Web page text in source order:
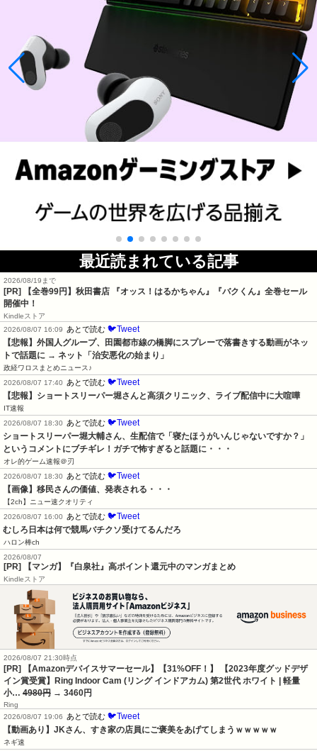
最近読まれている記事
2026/08/19まで
[PR]
【全巻99円】秋田書店 『オッス！はるかちゃん』『バクくん』全巻セール
開催中！
Kindleストア
2026/08/07 16:09
あとで読む 🐦Tweet
【悲報】外国人グループ、田園都市線の橋脚にスプレーで落書きする動画がネッ
トで話題に → ネット「治安悪化の始まり」
政経ワロスまとめニュース♪
2026/08/07 17:40
あとで読む 🐦Tweet
【悲報】ショートスリーパー堀さんと高須クリニック、ライブ配信中に大喧嘩
IT速報
2026/08/07 18:30
あとで読む 🐦Tweet
ショートスリーパー堀大輔さん、生配信で「寝たほうがいんじゃないですか？」
というコメントにブチギレ！ガチで怖すぎると話題に・・・
オレ的ゲーム速報＠刃
2026/08/07 18:30
あとで読む 🐦Tweet
【画像】移民さんの価値、発表される・・・
【2ch】ニュー速クオリティ
2026/08/07 16:00
あとで読む 🐦Tweet
むしろ日本は何で競馬バチクソ受けてるんだろ
ハロン棒ch
2026/08/07
[PR] 【マンガ】『白泉社』高ポイント還元中のマンガまとめ
Kindleストア
2026/08/07 21:30時点
[PR] 【Amazonデバイスサマーセール】【31%OFF！】 【2023年度グッドデザ
イン賞受賞】Ring Indoor Cam (リング インドアカム) 第2世代 ホワイト | 軽量
小… 4980円 → 3460円
Ring
2026/08/07 19:06
あとで読む 🐦Tweet
【動画あり】JKさん、すき家の店員にご褒美をあげてしまうｗｗｗｗｗ
ネギ速